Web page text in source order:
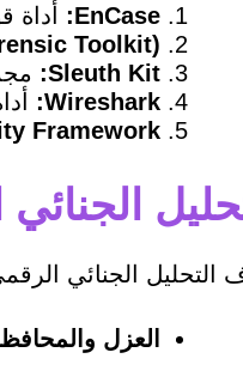
EnCase:
أداة
Toolkit):
Sleuth Kit
:
Wireshark
:
Framework
التحليل الجنائي
العزل